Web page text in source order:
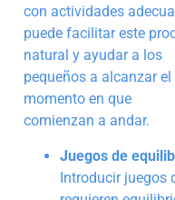
con actividades
puede facilitar este
natural y ayudar a los
pequeños a alcanzar el
momento en que
comienzan a andar.
Juegos de
Introducir juegos